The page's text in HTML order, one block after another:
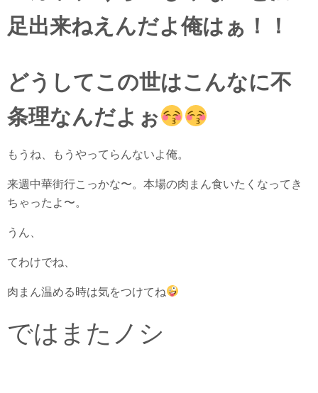
足出来ねえんだよ俺はぁ！！
どうしてこの世はこんなに不
条理なんだよぉ
もうね、もうやってらんないよ俺。
来週中華街行こっかな〜。本場の肉まん食いたくなってき
ちゃったよ〜。
うん、
てわけでね、
肉まん温める時は気をつけてね
ではまたノシ